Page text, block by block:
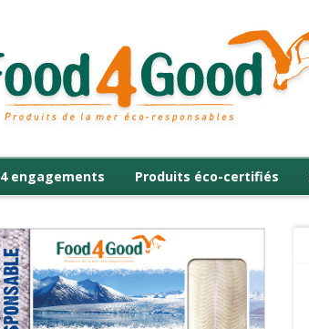
4 engagements Produits éco-certifiés